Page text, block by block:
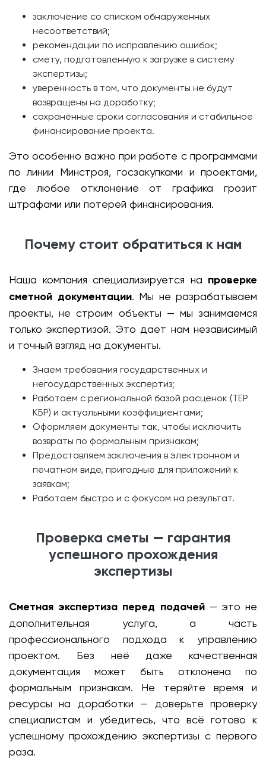
заключение со списком обнаруженных
несоответствий;
рекомендации по исправлению ошибок;
смету, подготовленную к загрузке в систему
экспертизы;
уверенность в том, что документы не будут
возвращены на доработку;
сохранённые сроки согласования и стабильное
финансирование проекта.
Это особенно важно при работе с программами
по линии Минстроя, госзакупками и проектами,
где любое отклонение от графика грозит
штрафами или потерей финансирования.
Почему стоит обратиться к нам
Наша компания специализируется на проверке
сметной документации. Мы не разрабатываем
проекты, не строим объекты — мы занимаемся
только экспертизой. Это даёт нам независимый
и точный взгляд на документы.
Знаем требования государственных и
негосударственных экспертиз;
Работаем с региональной базой расценок (ТЕР
КБР) и актуальными коэффициентами;
Оформляем документы так, чтобы исключить
возвраты по формальным признакам;
Предоставляем заключения в электронном и
печатном виде, пригодные для приложений к
заявкам;
Работаем быстро и с фокусом на результат.
Проверка сметы — гарантия
успешного прохождения
экспертизы
Сметная экспертиза перед подачей— это не
дополнительная услуга, а часть
профессионального подхода к управлению
проектом. Без неё даже качественная
документация может быть отклонена по
формальным признакам. Не теряйте время и
ресурсы на доработки — доверьте проверку
специалистам и убедитесь, что всё готово к
успешному прохождению экспертизы с первого
раза.